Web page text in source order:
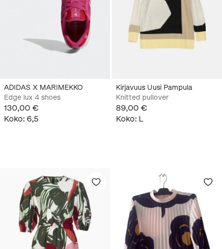
ADIDAS X MARIMEKKO
Edge lux 4 shoes
130,00 €
Koko: 6,5
Kirjavuus Uusi Pampula
Knitted pullover
89,00 €
Koko: L